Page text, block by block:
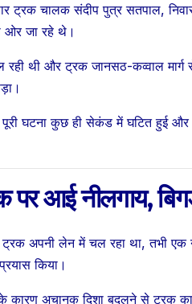
ट्रक चालक संदीप पुत्र सतपाल,
ओर जा रहे थे।
रही थी और ट्रक जानसठ-कव्वाल
पूरी घटना कुछ ही सेकंड में घटित हुई
आई नीलगाय,
ट्रक अपनी लेन में चल रहा था, तभी
किया।
के कारण अचानक दिशा बदलने से